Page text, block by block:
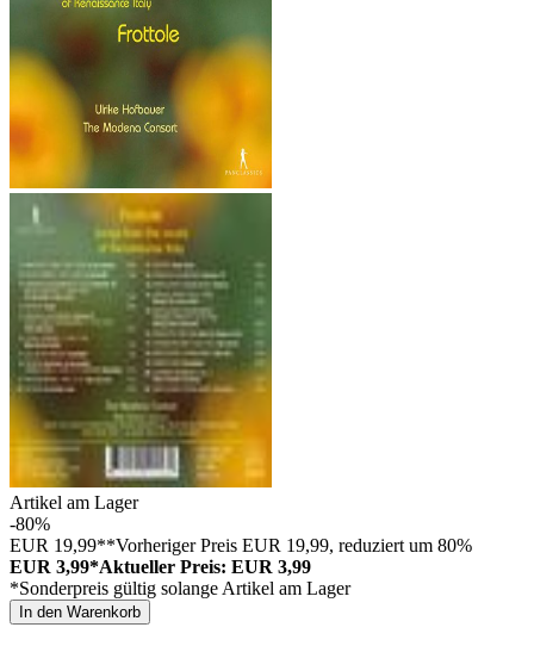
Artikel am Lager
-80%
EUR 19,99**Vorheriger Preis EUR 19,99, reduziert um 80%
EUR 3,99*Aktueller Preis: EUR 3,99
*Sonderpreis gültig solange Artikel am Lager
In den Warenkorb